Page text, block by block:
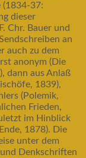
(1834-37:
dieser
Chr. Bauer und
an
auch zu dem
anonym (Die
dann aus Anlaß
1839),
(Polemik,
Frieden,
im Hinblick
1878). Die
unter dem
Denkschriften